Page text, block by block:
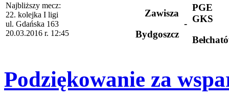
Najbliższy mecz:
22. kolejka I ligi
ul. Gdańska 163
20.03.2016 r. 12:45
Zawisza
Bydgoszcz
-
PGE
GKS
Podziękowanie za